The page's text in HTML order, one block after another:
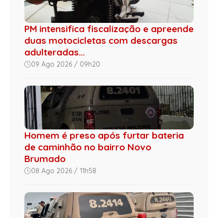
PM intensifica fiscalização e apreende
duas motocicletas com descargas
adulteradas...
09 Ago 2026 / 09h20
Homem é preso após furtar bateria
de caminhão no bairro Novo
Brumado
08 Ago 2026 / 11h58